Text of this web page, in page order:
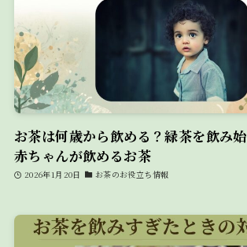
お茶は何歳から飲める？緑茶を飲み始
赤ちゃんが飲めるお茶
2026年1月20日 お茶のお役立ち情報